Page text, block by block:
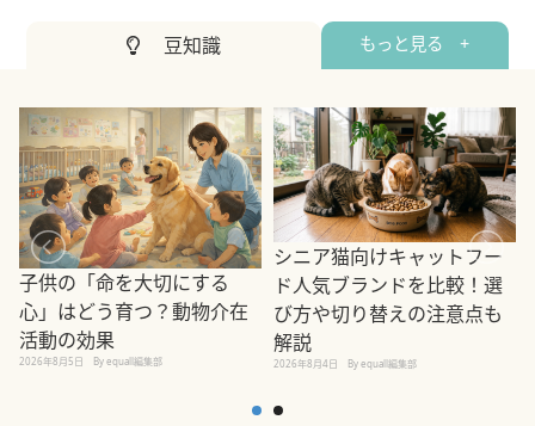
豆知識 もっと見る +
子供の「命を大切にする
心」はどう育つ？動物介在
活動の効果
2026年8月5日 By equall編集部
シニア猫向けキャットフー
ド人気ブランドを比較！選
び方や切り替えの注意点も
解説
2026年8月4日 By equall編集部